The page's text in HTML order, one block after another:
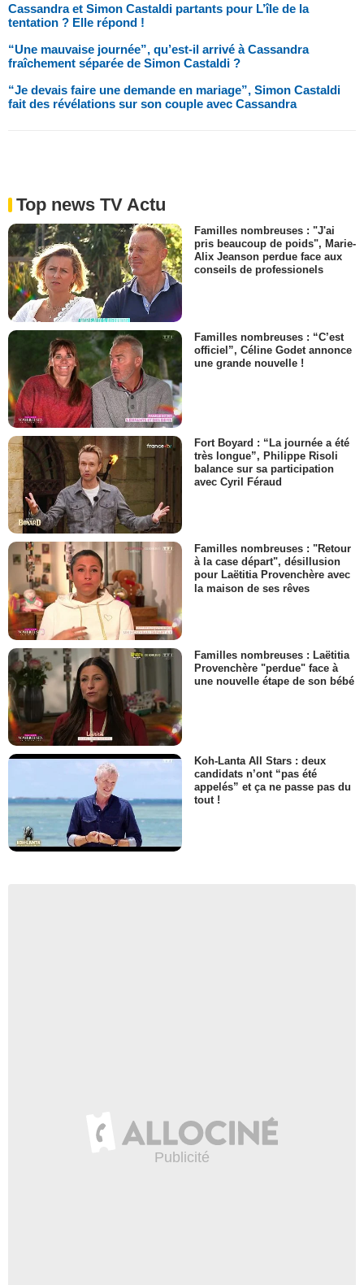
Cassandra et Simon Castaldi partants pour L’île de la
tentation ? Elle répond !
“Une mauvaise journée”, qu’est-il arrivé à Cassandra
fraîchement séparée de Simon Castaldi ?
“Je devais faire une demande en mariage”, Simon Castaldi
fait des révélations sur son couple avec Cassandra
Top news TV Actu
Familles nombreuses : "J'ai
pris beaucoup de poids", Marie-
Alix Jeanson perdue face aux
conseils de professionels
Familles nombreuses : “C’est
officiel”, Céline Godet annonce
une grande nouvelle !
Fort Boyard : “La journée a été
très longue”, Philippe Risoli
balance sur sa participation
avec Cyril Féraud
Familles nombreuses : "Retour
à la case départ", désillusion
pour Laëtitia Provenchère avec
la maison de ses rêves
Familles nombreuses : Laëtitia
Provenchère "perdue" face à
une nouvelle étape de son bébé
Koh-Lanta All Stars : deux
candidats n’ont “pas été
appelés” et ça ne passe pas du
tout !